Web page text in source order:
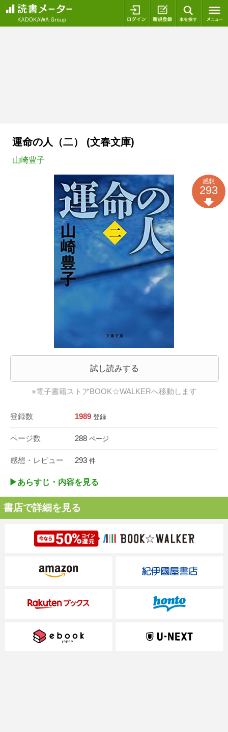
ログイン 新規登録
運命の人（二） (文春文庫)
山崎豊子
試し読みする
※電子書籍ストアBOOK☆WALKERへ移動します
登録数 1989 登録
ページ数 288 ページ
感想・レビュー 293 件
感想
293
▶︎あらすじ・内容を見る
書店で詳細を見る